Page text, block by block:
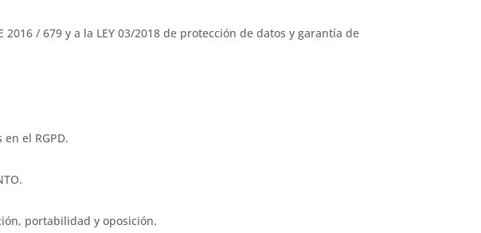
/ 679 y a la LEY 03/2018 de protección de datos y garantía de
el RGPD.
portabilidad y oposición.